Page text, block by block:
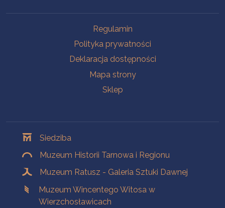
Regulamin
Polityka prywatności
Deklaracja dostępności
Mapa strony
Sklep
Siedziba
Muzeum Historii Tarnowa i Regionu
Muzeum Ratusz - Galeria Sztuki Dawnej
Muzeum Wincentego Witosa w
Wierzchosławicach